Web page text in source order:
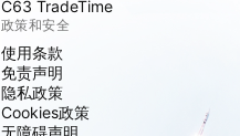
C63 TradeTime
政策和安全
使用条款
免责声明
隐私政策
Cookies政策
无障碍声明